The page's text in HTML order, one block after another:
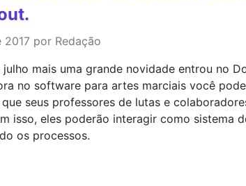
2017 por Redação
julho mais uma grande novidade entrou no
no software para artes marciais você
seus professores de lutas e
isso, eles poderão interagir como sistema
os processos.